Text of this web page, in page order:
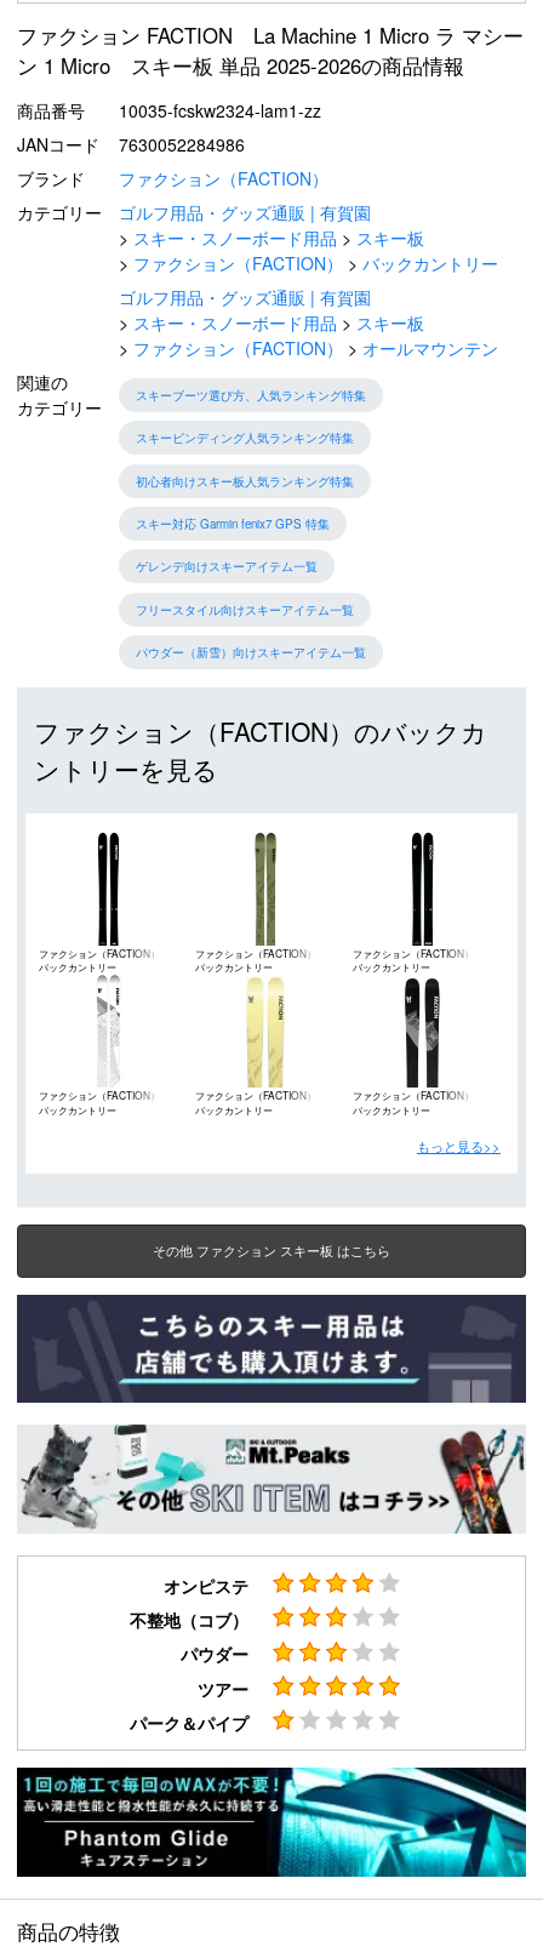
ファクション FACTION La Machine 1 Micro ラ マシー
ン 1 Micro スキー板 単品 2025-2026の商品情報
商品番号
10035-fcskw2324-lam1-zz
JANコード
7630052284986
ブランド
ファクション（FACTION）
カテゴリー
ゴルフ用品・グッズ通販 | 有賀園
スキー・スノーボード用品
スキー板
ファクション（FACTION）
バックカントリー
ゴルフ用品・グッズ通販 | 有賀園
スキー・スノーボード用品
スキー板
ファクション（FACTION）
オールマウンテン
関連の
カテゴリー
スキーブーツ選び方、人気ランキング特集
スキービンディング人気ランキング特集
初心者向けスキー板人気ランキング特集
スキー対応 Garmin fenix7 GPS 特集
ゲレンデ向けスキーアイテム一覧
フリースタイル向けスキーアイテム一覧
パウダー（新雪）向けスキーアイテム一覧
ファクション（FACTION）のバックカ
ントリーを見る
ファクション（FACTION）
バックカントリー
ファクション（FACTION）
バックカントリー
ファクション（FACTION）
バックカントリー
ファクション（FACTION）
バックカントリー
ファクション（FACTION）
バックカントリー
ファクション（FACTION）
バックカントリー
もっと見る>>
その他 ファクション スキー板 はこちら
オンピステ
不整地（コブ）
パウダー
ツアー
パーク＆パイプ
商品の特徴